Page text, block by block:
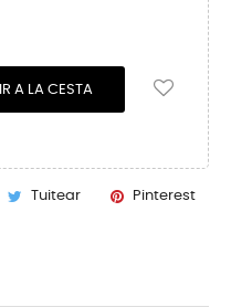
A LA CESTA
Tuitear Pinterest